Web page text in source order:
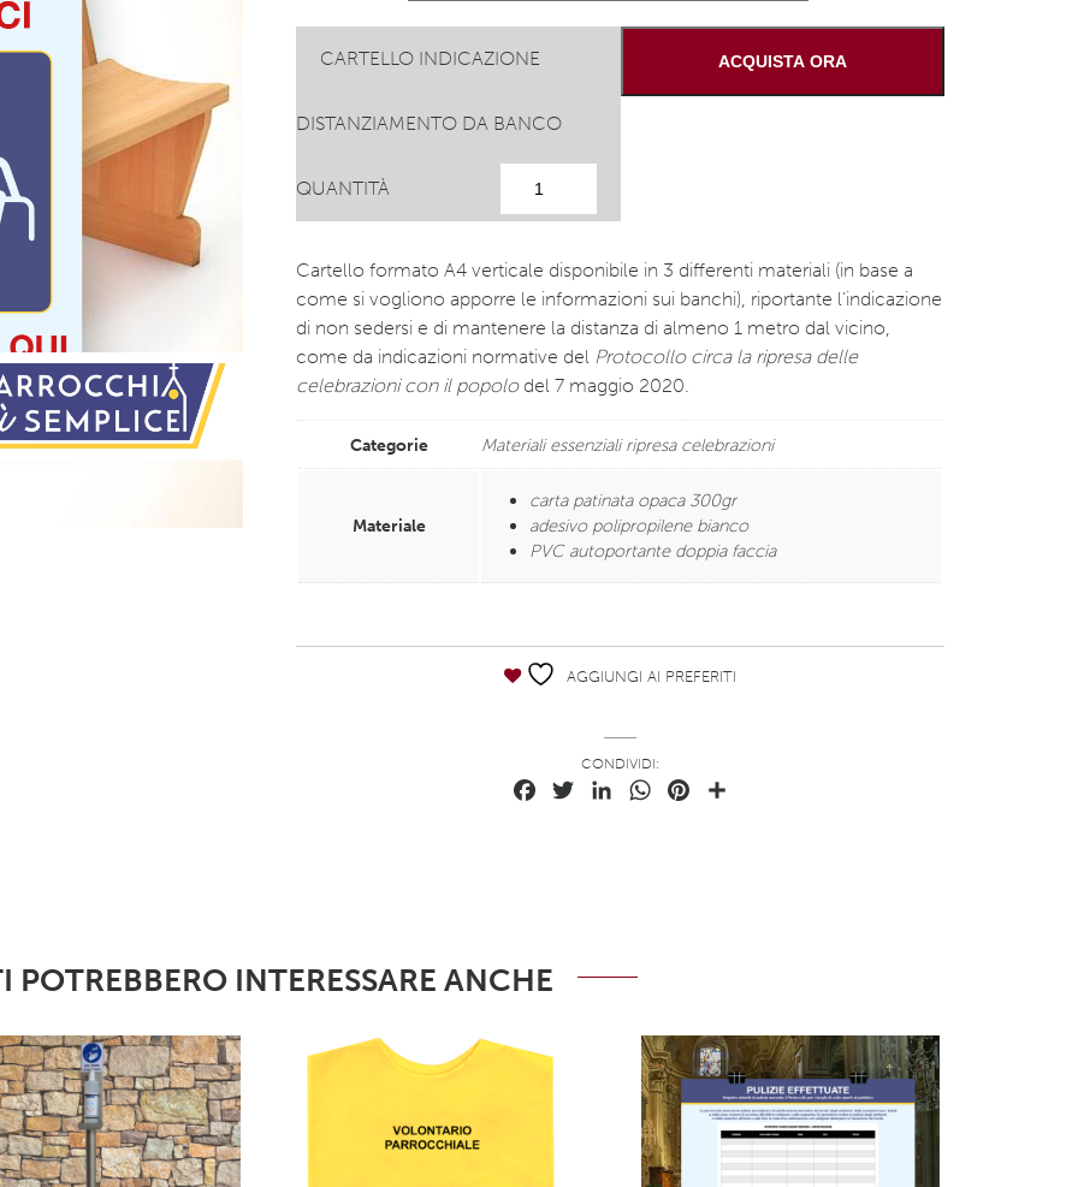
CARTELLO INDICAZIONE
DISTANZIAMENTO DA BANCO
QUANTITÀ
ACQUISTA ORA
Cartello formato A4 verticale disponibile in 3 differenti materiali (in base a
come si vogliono apporre le informazioni sui banchi), riportante l’indicazione
di non sedersi e di mantenere la distanza di almeno 1 metro dal vicino,
come da indicazioni normative del Protocollo circa la ripresa delle
celebrazioni con il popolodel 7 maggio 2020.
Categorie Materiali essenziali ripresa celebrazioni
Materiale
carta patinata opaca 300gr
adesivo polipropilene bianco
PVC autoportante doppia faccia
AGGIUNGI AI PREFERITI
CONDIVIDI:
FacebookTwitterLinkedInWhatsAppPinterest
POTREBBERO INTERESSARE ANCHE